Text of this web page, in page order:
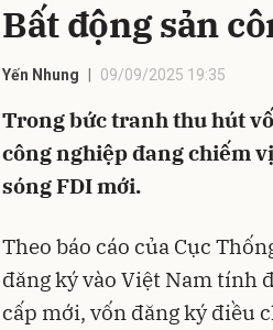
Bất động sản
Yến Nhung 09/09/2025 19:35
Trong bức tranh thu hút
công nghiệp đang chiếm
sóng FDI mới.
Theo báo cáo của Cục
đăng ký vào Việt Nam tính
cấp mới, vốn đăng ký điều